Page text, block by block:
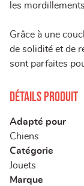
les
Grâce à une
de solidité et de
sont parfaites
Détails produit
Adapté pour
Chiens
Catégorie
Jouets
Marque